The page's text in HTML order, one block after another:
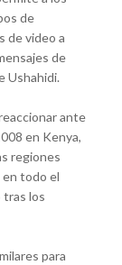
de
de video a
de
Ushahidi.
ante
en Kenya,
regiones
todo el
tras los
para